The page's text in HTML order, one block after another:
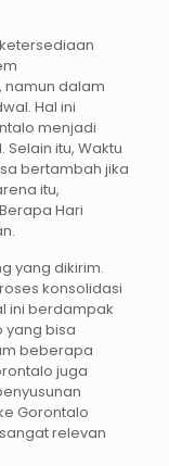
namun dalam
Hal ini
menjadi
itu, Waktu
bertambah jika
itu,
Hari
yang dikirim.
konsolidasi
ini berdampak
yang bisa
beberapa
juga
Gorontalo
relevan